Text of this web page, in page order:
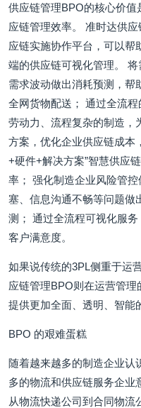
供应链管理BPO的核心价
应链管理效率。 准时达供
应链实施协作平台，可以帮
端的供应链可视化管理。
需求波动做出消耗预测，帮
全网货物配送； 通过全流
劳动力、流程复杂的制造，
方案，优化企业供应链成本
+硬件+解决方案”智慧供应
率； 强化制造企业风险管
塞、信息沟通不畅等问题做
测； 通过全流程可视化服
客户满意度。
如果说传统的3PL侧重于运
应链管理BPO则在运营管理
提供更加全面、透明、智能
BPO 的艰难蛋糕
随着越来越多的制造企业认
多的物流和供应链服务企业
从物流快递公司到合同物流